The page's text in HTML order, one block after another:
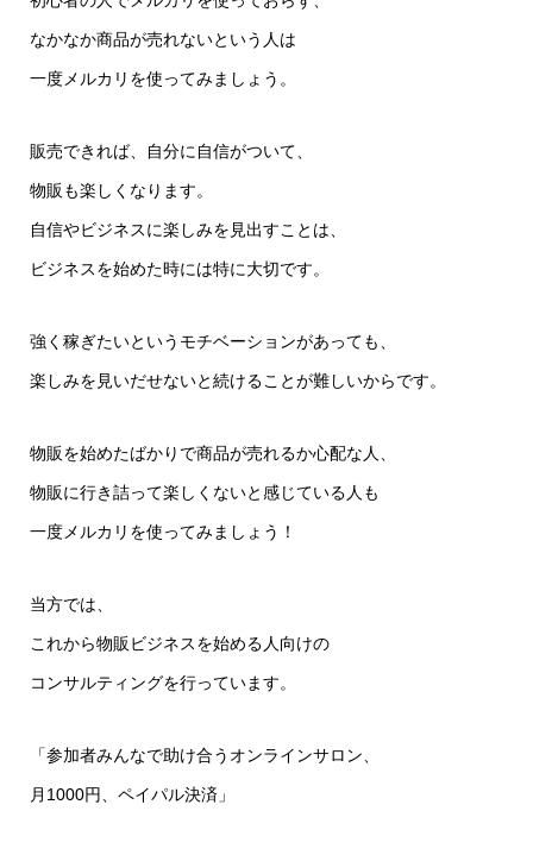
なかなか商品が売れないという人は
一度メルカリを使ってみましょう。
販売できれば、自分に自信がついて、
物販も楽しくなります。
自信やビジネスに楽しみを見出すことは、
ビジネスを始めた時には特に大切です。
強く稼ぎたいというモチベーションがあっても、
楽しみを見いだせないと続けることが難しいからです。
物販を始めたばかりで商品が売れるか心配な人、
物販に行き詰って楽しくないと感じている人も
一度メルカリを使ってみましょう！
当方では、
これから物販ビジネスを始める人向けの
コンサルティングを行っています。
「参加者みんなで助け合うオンラインサロン、
月1000円、ペイパル決済」